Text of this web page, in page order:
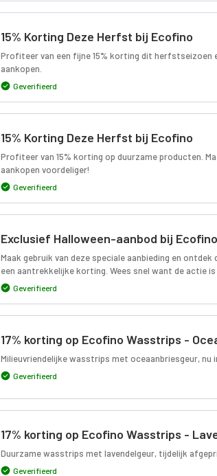
15% Korting Deze Herfst bij Ecofino
Profiteer van een fijne 15% korting dit herfstseizoen
aankopen.
Geverifieerd
15% Korting Deze Herfst bij Ecofino
Profiteer van 15% korting op duurzame producten.
aankopen voordeliger!
Geverifieerd
Exclusief Halloween-aanbod bij Ecofino
Maak gebruik van deze speciale aanbieding en
een aantrekkelijke korting. Wees snel want de actie
Geverifieerd
17% korting op Ecofino Wasstrips -
Milieuvriendelijke wasstrips met oceaanbriesgeur, nu
Geverifieerd
17% korting op Ecofino Wasstrips -
Duurzame wasstrips met lavendelgeur, tijdelijk
Geverifieerd